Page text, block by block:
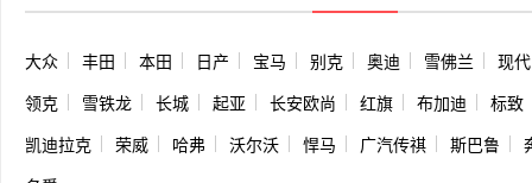
大众 丰田 本田 日产 宝马 别克 奥迪 雪佛兰
现代
领克
雪铁龙 长城 起亚 长安欧尚 红旗 布加迪
标致
凯迪拉克
荣威 哈弗 沃尔沃 悍马 广汽传祺 斯巴鲁